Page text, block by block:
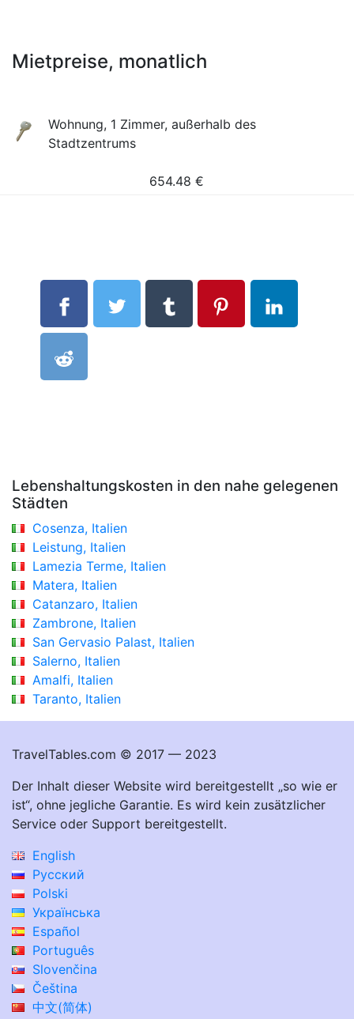
Mietpreise, monatlich
Wohnung, 1 Zimmer, außerhalb des
Stadtzentrums
654.48 €
Lebenshaltungskosten in den nahe gelegenen
Städten
Cosenza, Italien
Leistung, Italien
Lamezia Terme, Italien
Matera, Italien
Catanzaro, Italien
Zambrone, Italien
San Gervasio Palast, Italien
Salerno, Italien
Amalfi, Italien
Taranto, Italien
TravelTables.com © 2017 — 2023
Der Inhalt dieser Website wird bereitgestellt „so wie er
ist“, ohne jegliche Garantie. Es wird kein zusätzlicher
Service oder Support bereitgestellt.
English
Русский
Polski
Українська
Español
Português
Slovenčina
Čeština
中文(简体)